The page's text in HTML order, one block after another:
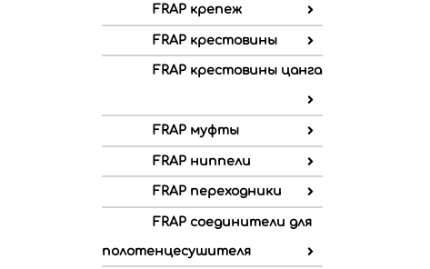
FRAP крепеж
FRAP крестовины
FRAP крестовины цанга
FRAP муфты
FRAP ниппели
FRAP переходники
FRAP соединители для
полотенцесушителя